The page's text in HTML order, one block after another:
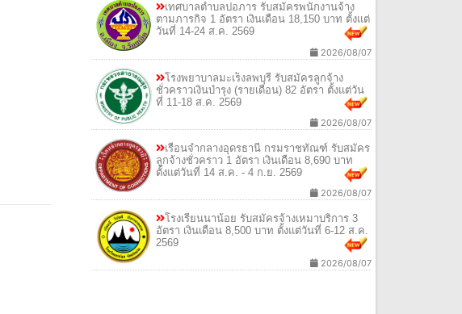
เทศบาลตำบลปอภาร รับสมัครพนักงานจ้าง
ตามภารกิจ 1 อัตรา เงินเดือน 18,150 บาท ตั้งแต่
วันที่ 14-24 ส.ค. 2569
2026/08/07
โรงพยาบาลมะเร็งลพบุรี รับสมัครลูกจ้าง
ชั่วคราวเงินบำรุง (รายเดือน) 82 อัตรา ตั้งแต่วัน
ที่ 11-18 ส.ค. 2569
2026/08/07
เรือนจำกลางอุดรธานี กรมราชทัณฑ์ รับสมัคร
ลูกจ้างชั่วคราว 1 อัตรา เงินเดือน 8,690 บาท
ตั้งแต่วันที่ 14 ส.ค. - 4 ก.ย. 2569
2026/08/07
โรงเรียนนาน้อย รับสมัครจ้างเหมาบริการ 3
อัตรา เงินเดือน 8,500 บาท ตั้งแต่วันที่ 6-12 ส.ค.
2569
2026/08/07